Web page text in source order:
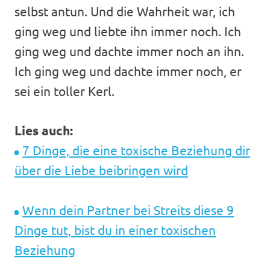
selbst antun. Und die Wahrheit war, ich
ging weg und liebte ihn immer noch. Ich
ging weg und dachte immer noch an ihn.
Ich ging weg und dachte immer noch, er
sei ein toller Kerl.
Lies auch:
7 Dinge, die eine toxische Beziehung dir
über die Liebe beibringen wird
Wenn dein Partner bei Streits diese 9
Dinge tut, bist du in einer toxischen
Beziehung